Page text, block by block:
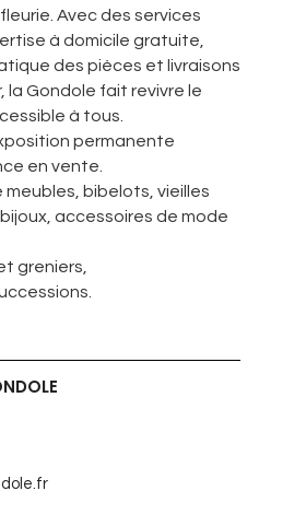
Avec des services
à domicile gratuite,
des pièces et livraisons
la Gondole fait revivre le
à tous.
permanente
en vente.
bibelots, vieilles
accessoires de mode
greniers,